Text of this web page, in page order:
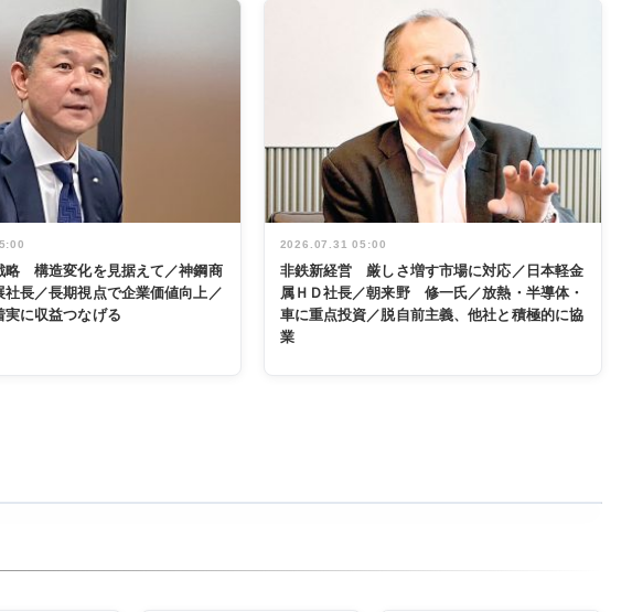
略 構造変化を見据えて／神鋼商
長／長期視点で企業価値向上／
実に収益つなげる
2026.07.31 05:00
非鉄新経営 厳しさ増す市場に対応／日本軽金
属ＨＤ社長／朝来野 修一氏／放熱・半導体・
車に重点投資／脱自前主義、他社と積極的に協
業